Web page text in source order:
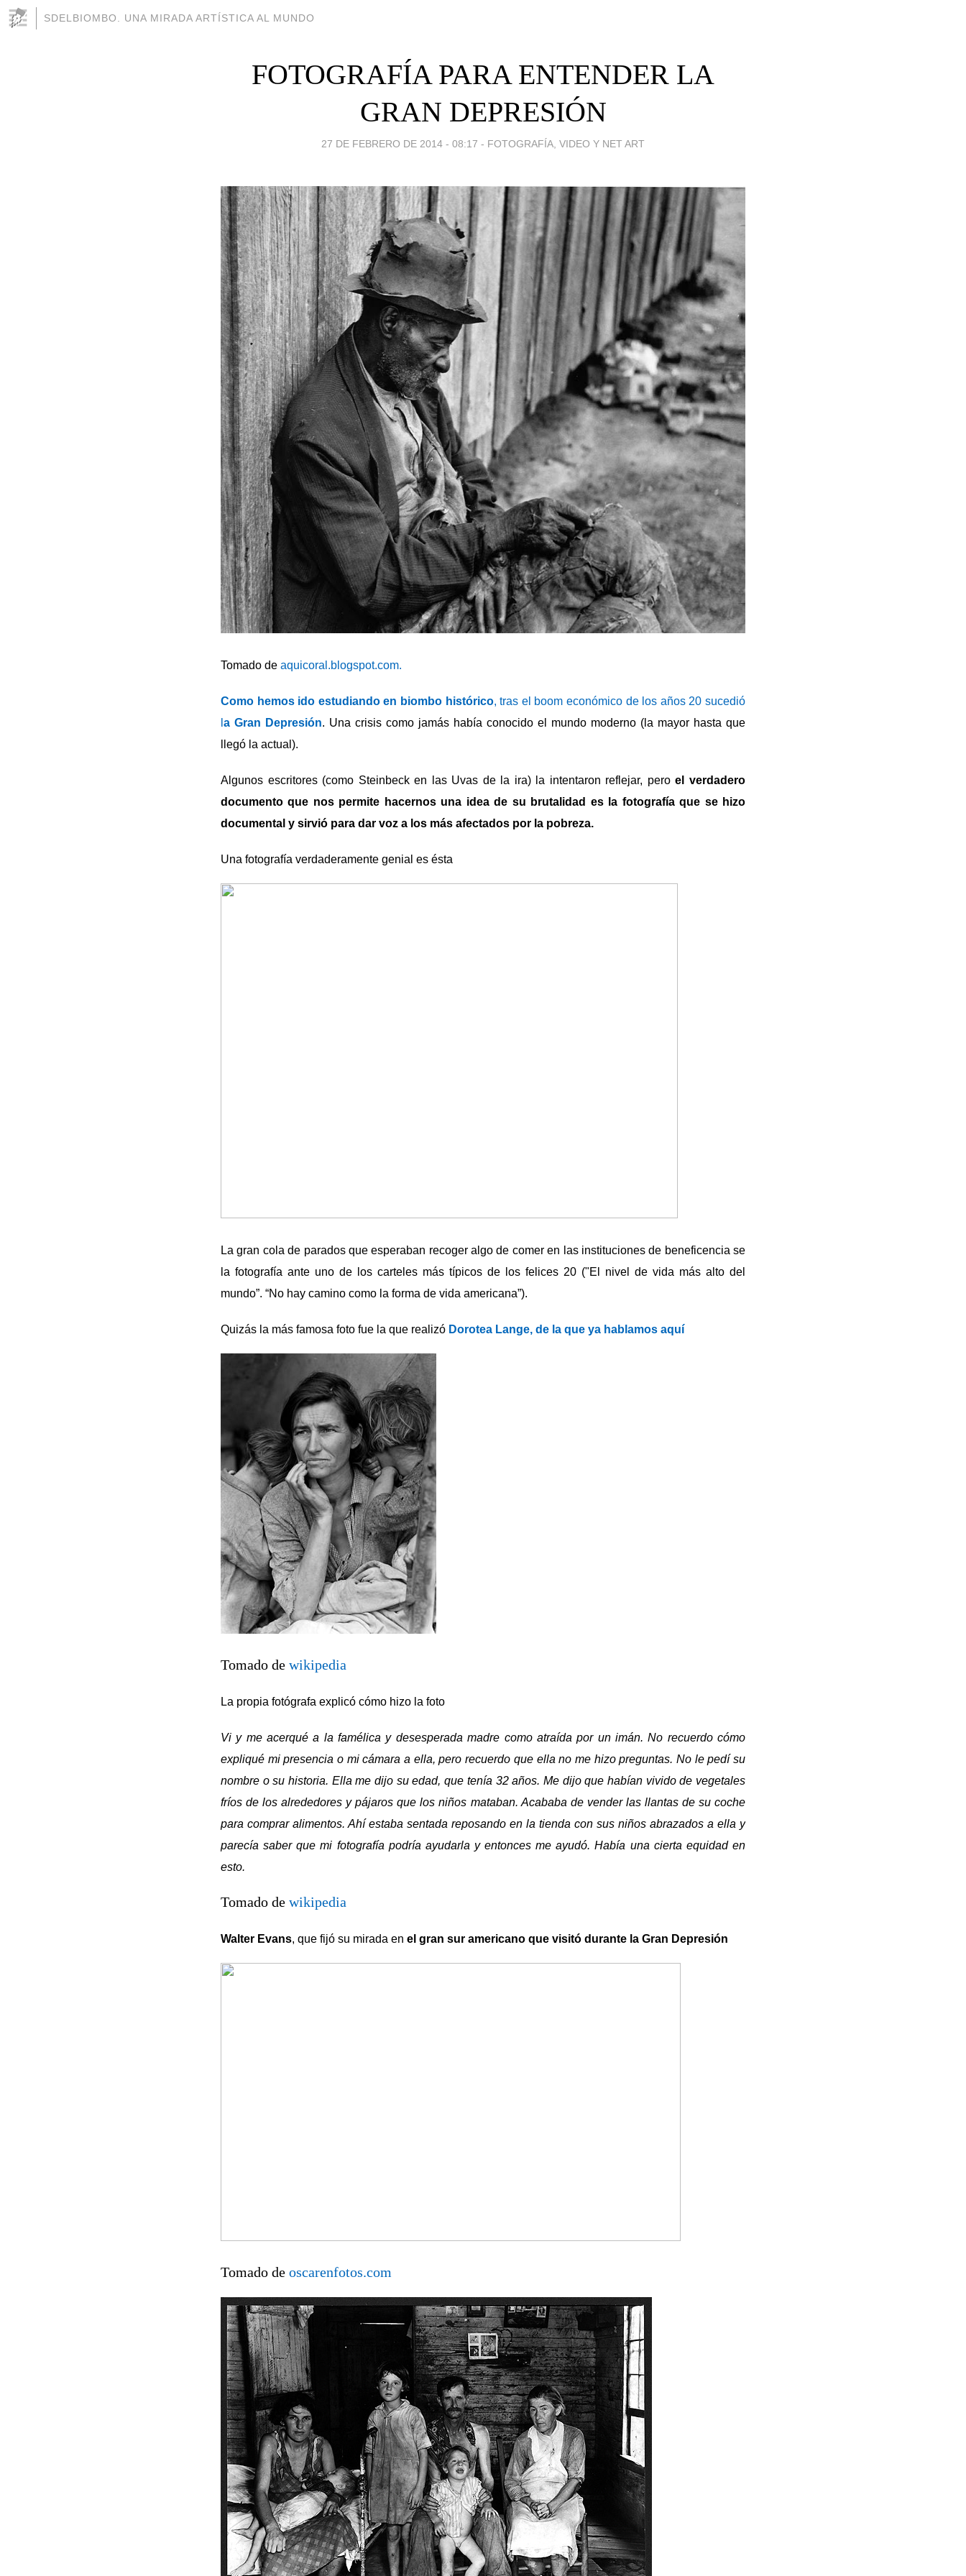
SDELBIOMBO. UNA MIRADA ARTÍSTICA AL MUNDO
FOTOGRAFÍA PARA ENTENDER LA
GRAN DEPRESIÓN
27 DE FEBRERO DE 2014 - 08:17 - FOTOGRAFÍA, VIDEO Y NET ART
Tomado de aquicoral.blogspot.com.
Como hemos ido estudiando en biombo histórico, tras el boom económico de los años 20 sucedió
a Gran Depresión. Una crisis como jamás había conocido el mundo moderno (la mayor hasta que
llegó la actual).
Algunos escritores (como Steinbeck en las Uvas de la ira) la intentaron reflejar, peroel verdadero
documento que nos permite hacernos una idea de su brutalidad es la fotografía que se hizo
documental y sirvió para dar voz a los más afectados por la pobreza.
Una fotografía verdaderamente genial es ésta
La gran cola de parados que esperaban recoger algo de comer en las instituciones de beneficencia se
la fotografía ante uno de los carteles más típicos de los felices 20 ("El nivel de vida más alto del
mundo”. “No hay camino como la forma de vida americana”).
Quizás la más famosa foto fue la que realizó Dorotea Lange, de la que ya hablamos aquí
Tomado de wikipedia
La propia fotógrafa explicó cómo hizo la foto
Vi y me acerqué a la famélica y desesperada madre como atraída por un imán. No recuerdo cómo
expliqué mi presencia o mi cámara a ella, pero recuerdo que ella no me hizo preguntas. No le pedí su
nombre o su historia. Ella me dijo su edad, que tenía 32 años. Me dijo que habían vivido de vegetales
fríos de los alrededores y pájaros que los niños mataban. Acababa de vender las llantas de su coche
para comprar alimentos. Ahí estaba sentada reposando en la tienda con sus niños abrazados a ella y
parecía saber que mi fotografía podría ayudarla y entonces me ayudó. Había una cierta equidad en
esto.
Tomado de wikipedia
Walter Evans, que fijó su mirada en el gran sur americano que visitó durante la Gran Depresión
Tomado de oscarenfotos.com